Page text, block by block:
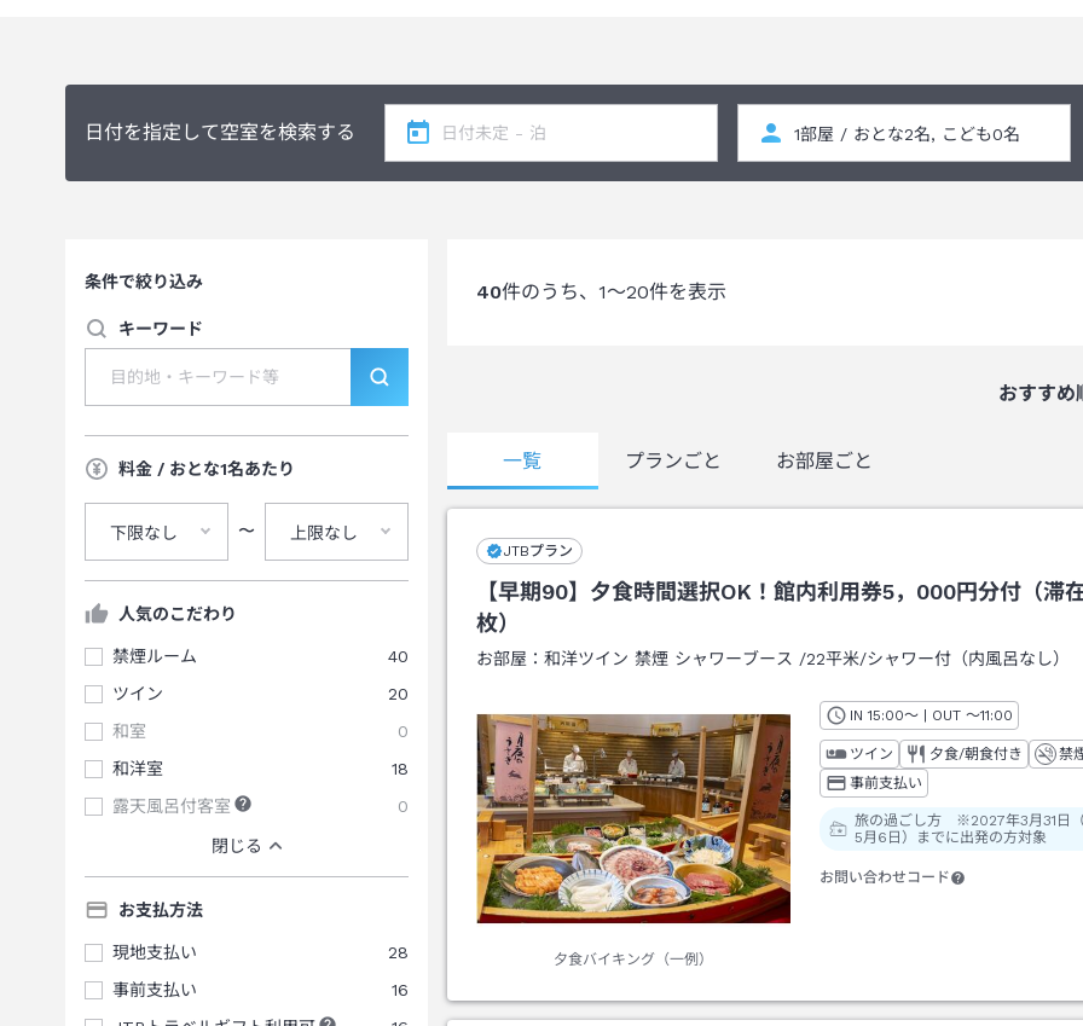
日付を指定して空室を検索する
条件で絞り込み
キーワード
料金 / おとな1名あたり
下限なし 〜 上限なし
人気のこだわり
禁煙ルーム
40
ツイン
20
和室
0
和洋室
18
露天風呂付客室
0
閉じる
お支払方法
現地支払い
28
事前支払い
16
40件のうち、 1～20件を表示
おすすめ
一覧 プランごと お部屋ごと
JTBプラン
【早期90】夕食時間選択OK！館内利用券5，000円分付（滞
枚）
お部屋： 和洋ツイン 禁煙 シャワーブース /22平米/シャワー付（内風呂なし）
夕食バイキング（一例）
IN チェックイン
15:00～ | OUT チェックアウト
～11:00
ツイン 夕食/朝食付き
禁
事前支払い
旅の過ごし方 ※2027年3月31日
5月6日）までに出発の方対象
お問い合わせコード